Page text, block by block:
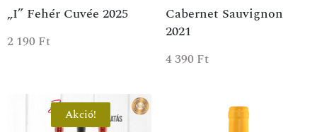
„I” Fehér Cuvée 2025
2 190 Ft
Cabernet Sauvignon
2021
4 390 Ft
Akció!